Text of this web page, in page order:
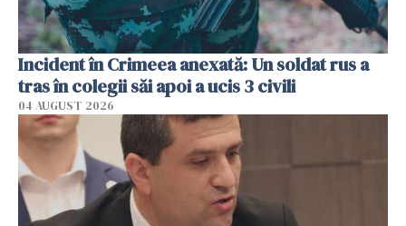
Incident în Crimeea anexată: Un soldat rus a
tras în colegii săi apoi a ucis 3 civili
04 AUGUST 2026